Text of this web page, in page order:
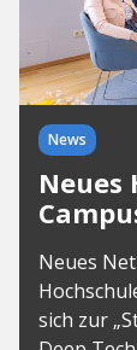
News
Neues
Neues
sich zur